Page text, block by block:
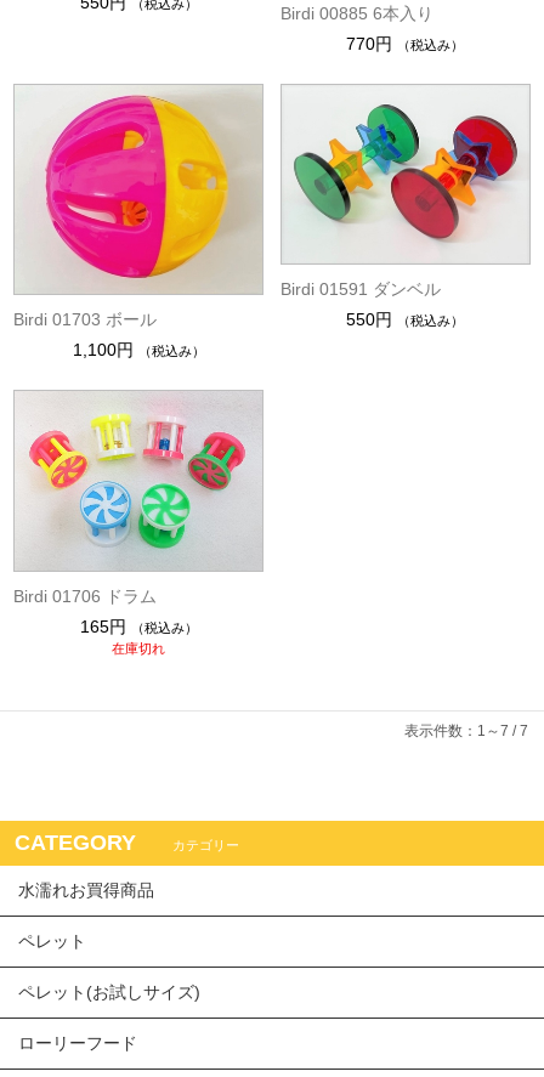
（税込み）
Birdi 00885 6本入り
770円
（税込み）
Birdi 01703 ボール
1,100円
（税込み）
Birdi 01591 ダンベル
550円
（税込み）
Birdi 01706 ドラム
165円
（税込み）
在庫切れ
表示件数：1～7 / 7
CATEGORY カテゴリー
水濡れお買得商品
ペレット
ペレット(お試しサイズ)
ローリーフード